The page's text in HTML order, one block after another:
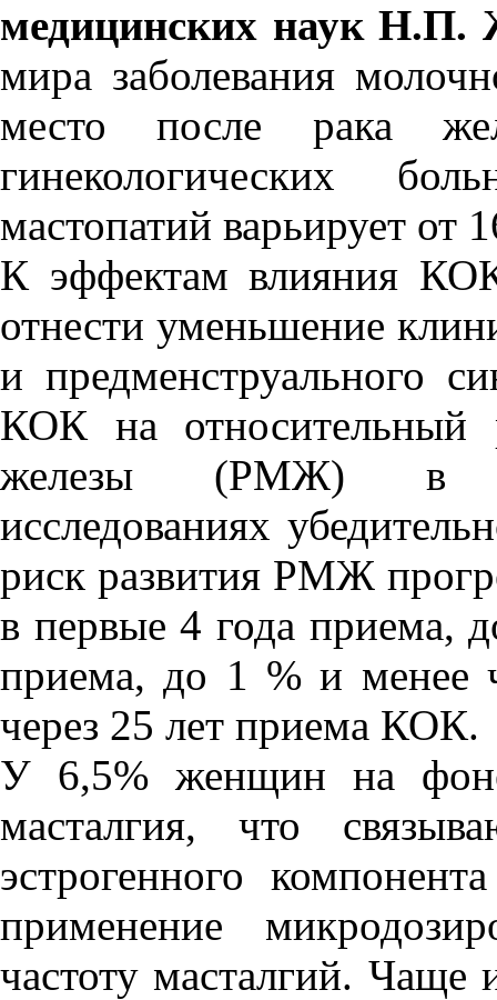
медицинских наук Н.П.
мира заболевания
место после рака
гинекологических
мастопатий варьирует от
К эффектам влияния
отнести уменьшение
и предменструального
КОК на относительный
железы (РМЖ) в
исследованиях
риск развития РМЖ
в первые 4 года приема,
приема, до 1 % и менее
через 25 лет приема КОК.
У 6,5% женщин на
масталгия, что
эстрогенного
применение
частоту масталгий. Чаще